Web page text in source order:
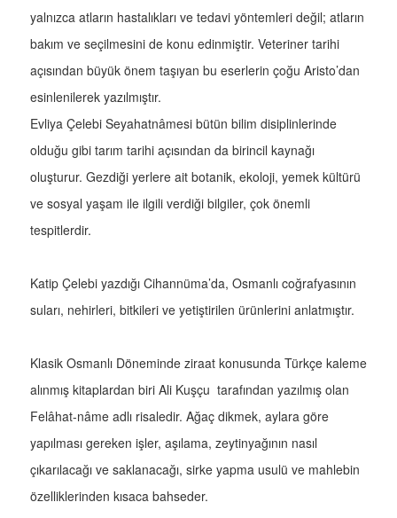
yalnızca atların hastalıkları ve tedavi yöntemleri değil; atların
bakım ve seçilmesini de konu edinmiştir. Veteriner tarihi
açısından büyük önem taşıyan bu eserlerin çoğu Aristo’dan
esinlenilerek yazılmıştır.
Evliya Çelebi Seyahatnâmesi bütün bilim disiplinlerinde
olduğu gibi tarım tarihi açısından da birincil kaynağı
oluşturur. Gezdiği yerlere ait botanik, ekoloji, yemek kültürü
ve sosyal yaşam ile ilgili verdiği bilgiler, çok önemli
tespitlerdir.
Katip Çelebi yazdığı Cihannüma’da, Osmanlı coğrafyasının
suları, nehirleri, bitkileri ve yetiştirilen ürünlerini anlatmıştır.
Klasik Osmanlı Döneminde ziraat konusunda Türkçe kaleme
alınmış kitaplardan biri Ali Kuşçu tarafından yazılmış olan
Felâhat-nâme adlı risaledir. Ağaç dikmek, aylara göre
yapılması gereken işler, aşılama, zeytinyağının nasıl
çıkarılacağı ve saklanacağı, sirke yapma usulü ve mahlebin
özelliklerinden kısaca bahseder.